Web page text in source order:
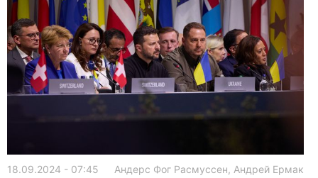
18.09.2024 - 07:45 Андерс Фог Расмуссен, Андрей Ермак